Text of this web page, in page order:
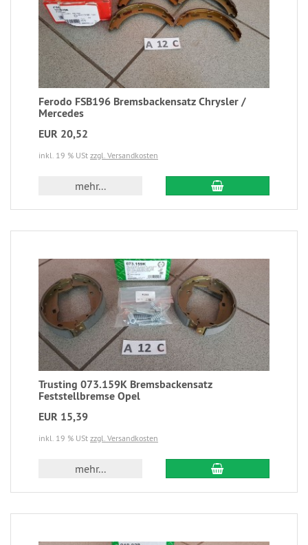
Ferodo FSB196 Bremsbackensatz Chrysler /
Mercedes
EUR 20,52
inkl. 19 % USt zzgl. Versandkosten
mehr...
Trusting 073.159K Bremsbackensatz
Feststellbremse Opel
EUR 15,39
inkl. 19 % USt zzgl. Versandkosten
mehr...